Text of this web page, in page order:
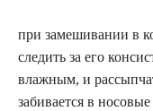
при замешивании в
следить за его
влажным, и
забивается в